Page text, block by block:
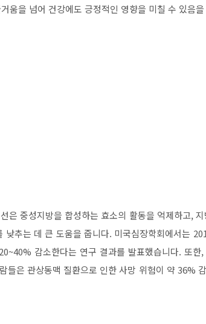
움을 넘어 건강에도 긍정적인 영향을 미칠 수 있음을
은 중성지방을 합성하는 효소의 활동을 억제하고,
추는 데 큰 도움을 줍니다. 미국심장학회에서는
감소한다는 연구 결과를 발표했습니다. 또한
들은 관상동맥 질환으로 인한 사망 위험이 약 36%